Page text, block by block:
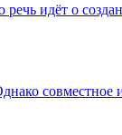
идёт о
совместное